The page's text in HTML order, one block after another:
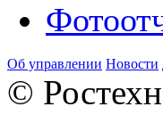
Об управлении Новости
©